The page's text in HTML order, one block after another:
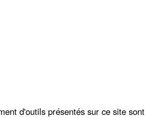
d'outils présentés sur ce site sont